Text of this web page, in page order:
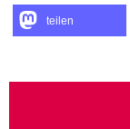
teilen